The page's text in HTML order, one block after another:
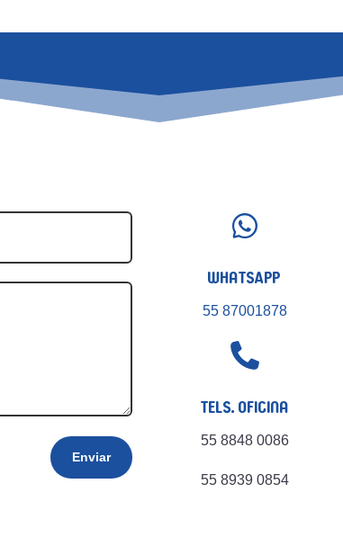
Enviar

WhatsApp
55 87001878

Tels. Oficina
55 8848 0086
55 8939 0854